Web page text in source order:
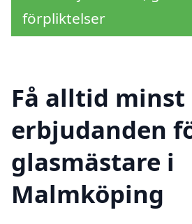
förpliktelser
Få alltid minst
erbjudanden
glasmästare i
Malmköping